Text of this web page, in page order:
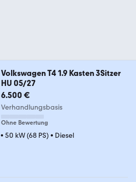
Volkswagen T4 1.9 Kasten 3Sitzer
HU 05/27
6.500 €
Verhandlungsbasis
Ohne Bewertung
• 50 kW (68 PS) • Diesel